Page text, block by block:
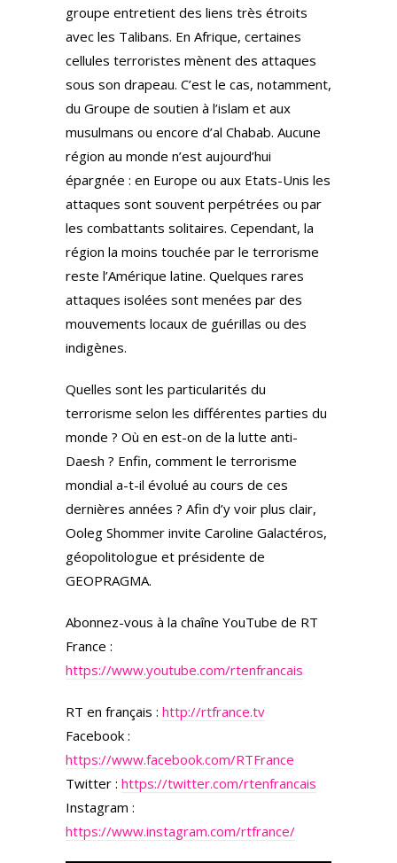
groupe entretient des liens très étroits
avec les Talibans. En Afrique, certaines
cellules terroristes mènent des attaques
sous son drapeau. C’est le cas, notamment,
du Groupe de soutien à l’islam et aux
musulmans ou encore d’al Chabab. Aucune
région au monde n’est aujourd’hui
épargnée : en Europe ou aux Etats-Unis les
attaques sont souvent perpétrées ou par
les combattants solitaires. Cependant, la
région la moins touchée par le terrorisme
reste l’Amérique latine. Quelques rares
attaques isolées sont menées par des
mouvements locaux de guérillas ou des
indigènes.
Quelles sont les particularités du
terrorisme selon les différentes parties du
monde ? Où en est-on de la lutte anti-
Daesh ? Enfin, comment le terrorisme
mondial a-t-il évolué au cours de ces
dernières années ? Afin d’y voir plus clair,
Ooleg Shommer invite Caroline Galactéros,
géopolitologue et présidente de
GEOPRAGMA.
Abonnez-vous à la chaîne YouTube de RT
France :
https://www.youtube.com/rtenfrancais
RT en français : http://rtfrance.tv
Facebook :
https://www.facebook.com/RTFrance
Twitter : https://twitter.com/rtenfrancais
Instagram :
https://www.instagram.com/rtfrance/